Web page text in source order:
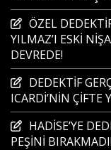
ÖZEL
YILMAZ’I ESKİ
DEVREDE!
DEDEKTİF
ICARDİ’NİN ÇİFTE
HADİSE’YE
PEŞİNİ BIRAKMADI!